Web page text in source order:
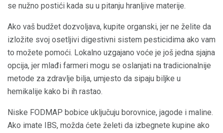
se nužno postići kada su u pitanju hranljive materije.
Ako vaš budžet dozvoljava, kupite organski, jer ne želite da
izložite svoj osetljivi digestivni sistem pesticidima ako vam
to možete pomoći. Lokalno uzgajano voće je još jedna sjajna
opcija, jer mlađi farmeri mogu se oslanjati na tradicionalnije
metode za zdravlje bilja, umjesto da sipaju biljke u
hemikalije kako bi ih rastao.
Niske FODMAP bobice uključuju borovnice, jagode i maline.
Ako imate IBS, možda ćete želeti da izbegnete kupine ako